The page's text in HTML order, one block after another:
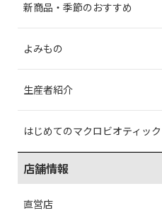
新商品・季節のおすすめ
よみもの
生産者紹介
はじめてのマクロビオティック
店舗情報
直営店